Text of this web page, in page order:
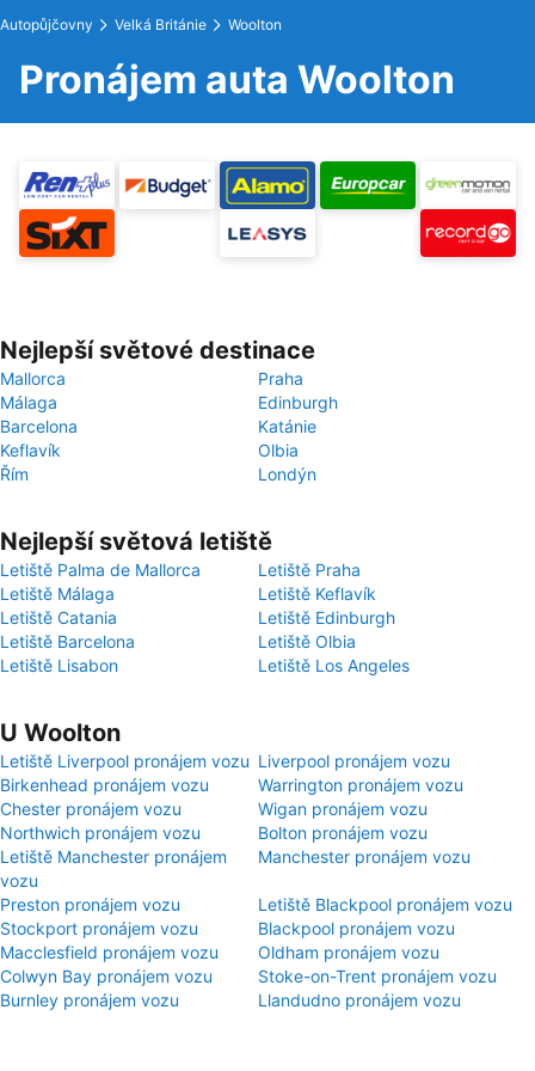
Autopůjčovny Velká Británie Woolton
Pronájem auta Woolton
Nejlepší světové destinace
Mallorca
Praha
Málaga
Edinburgh
Barcelona
Katánie
Keflavík
Olbia
Řím
Londýn
Nejlepší světová letiště
Letiště Palma de Mallorca
Letiště Praha
Letiště Málaga
Letiště Keflavík
Letiště Catania
Letiště Edinburgh
Letiště Barcelona
Letiště Olbia
Letiště Lisabon
Letiště Los Angeles
U Woolton
Letiště Liverpool pronájem vozu Liverpool pronájem vozu
Birkenhead pronájem vozu
Warrington pronájem vozu
Chester pronájem vozu
Wigan pronájem vozu
Northwich pronájem vozu
Bolton pronájem vozu
Letiště Manchester pronájem
vozu
Manchester pronájem vozu
Preston pronájem vozu
Letiště Blackpool pronájem vozu
Stockport pronájem vozu
Blackpool pronájem vozu
Macclesfield pronájem vozu
Oldham pronájem vozu
Colwyn Bay pronájem vozu
Stoke-on-Trent pronájem vozu
Burnley pronájem vozu
Llandudno pronájem vozu